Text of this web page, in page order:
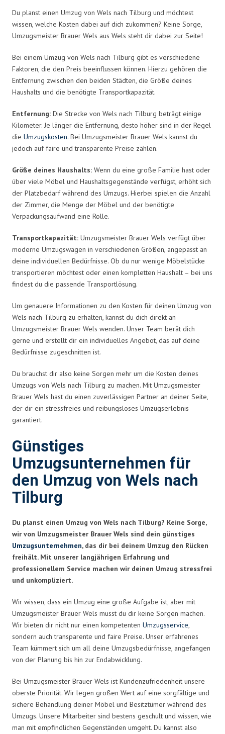
Du planst einen Umzug von Wels nach Tilburg und möchtest
wissen, welche Kosten dabei auf dich zukommen? Keine Sorge,
Umzugsmeister Brauer Wels aus Wels steht dir dabei zur Seite!
Bei einem Umzug von Wels nach Tilburg gibt es verschiedene
Faktoren, die den Preis beeinflussen können. Hierzu gehören die
Entfernung zwischen den beiden Städten, die Größe deines
Haushalts und die benötigte Transportkapazität.
Entfernung: Die Strecke von Wels nach Tilburg beträgt einige
Kilometer. Je länger die Entfernung, desto höher sind in der Regel
die Umzugskosten. Bei Umzugsmeister Brauer Wels kannst du
jedoch auf faire und transparente Preise zählen.
Größe deines Haushalts: Wenn du eine große Familie hast oder
über viele Möbel und Haushaltsgegenstände verfügst, erhöht sich
der Platzbedarf während des Umzugs. Hierbei spielen die Anzahl
der Zimmer, die Menge der Möbel und der benötigte
Verpackungsaufwand eine Rolle.
Transportkapazität: Umzugsmeister Brauer Wels verfügt über
moderne Umzugswagen in verschiedenen Größen, angepasst an
deine individuellen Bedürfnisse. Ob du nur wenige Möbelstücke
transportieren möchtest oder einen kompletten Haushalt – bei uns
findest du die passende Transportlösung.
Um genauere Informationen zu den Kosten für deinen Umzug von
Wels nach Tilburg zu erhalten, kannst du dich direkt an
Umzugsmeister Brauer Wels wenden. Unser Team berät dich
gerne und erstellt dir ein individuelles Angebot, das auf deine
Bedürfnisse zugeschnitten ist.
Du brauchst dir also keine Sorgen mehr um die Kosten deines
Umzugs von Wels nach Tilburg zu machen. Mit Umzugsmeister
Brauer Wels hast du einen zuverlässigen Partner an deiner Seite,
der dir ein stressfreies und reibungsloses Umzugserlebnis
garantiert.
Günstiges
Umzugsunternehmen für
den Umzug von Wels nach
Tilburg
Du planst einen Umzug von Wels nach Tilburg? Keine Sorge,
wir von Umzugsmeister Brauer Wels sind dein günstiges
Umzugsunternehmen, das dir bei deinem Umzug den Rücken
freihält. Mit unserer langjährigen Erfahrung und
professionellem Service machen wir deinen Umzug stressfrei
und unkompliziert.
Wir wissen, dass ein Umzug eine große Aufgabe ist, aber mit
Umzugsmeister Brauer Wels musst du dir keine Sorgen machen.
Wir bieten dir nicht nur einen kompetenten Umzugsservice,
sondern auch transparente und faire Preise. Unser erfahrenes
Team kümmert sich um all deine Umzugsbedürfnisse, angefangen
von der Planung bis hin zur Endabwicklung.
Bei Umzugsmeister Brauer Wels ist Kundenzufriedenheit unsere
oberste Priorität. Wir legen großen Wert auf eine sorgfältige und
sichere Behandlung deiner Möbel und Besitztümer während des
Umzugs. Unsere Mitarbeiter sind bestens geschult und wissen, wie
man mit empfindlichen Gegenständen umgeht. Du kannst also